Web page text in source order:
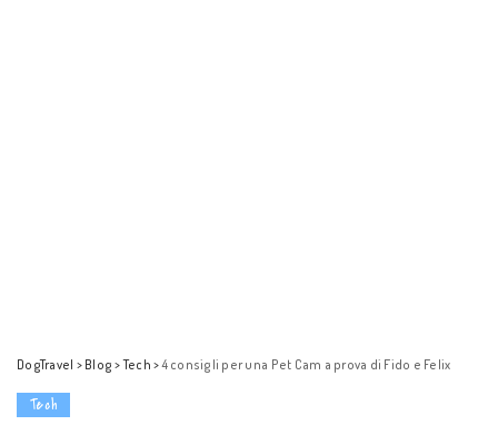
DogTravel > Blog >Tech >4 consigli per una Pet Cam a prova di Fido e Felix
Tech